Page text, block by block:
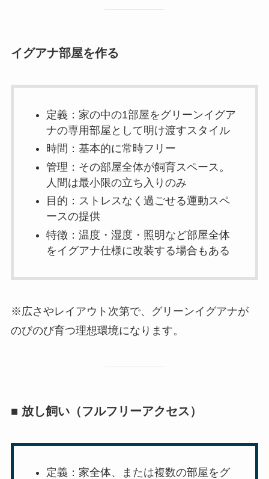
イグアナ部屋を作る
定義：家の中の1部屋をグリーンイグア
ナの専用部屋として明け渡すスタイル
時間：基本的に常時フリー
管理：その部屋全体が飼育スペース。
人間は最小限の立ち入りのみ
目的：ストレスなく過ごせる運動スペ
ースの提供
特徴：温度・湿度・照明など部屋全体
をイグアナ仕様に改装する場合もある
※広さやレイアウト次第で、グリーンイグアナが
のびのび育つ理想環境になります。
■ 放し飼い（フルフリーアクセス）
定義：家全体、または複数の部屋をグ